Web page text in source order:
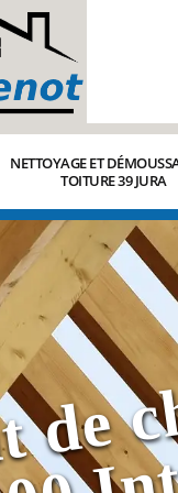
NETTOYAGE ET
TOITURE 39 JURA